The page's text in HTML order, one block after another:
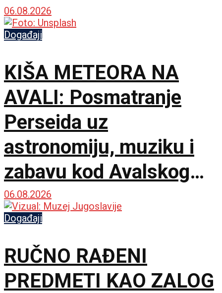
u Paviljonu „Cvijeta
Zuzorić“
06.08.2026
Događaji
KIŠA METEORA NA
AVALI: Posmatranje
Perseida uz
astronomiju, muziku i
zabavu kod Avalskog
tornja
06.08.2026
Događaji
RUČNO RAĐENI
PREDMETI KAO ZALOG